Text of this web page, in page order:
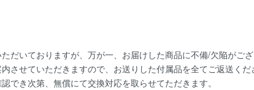
だいておりますが、万が一、お届けした商品に不備/欠陥がござ
させていただきますので、お送りした付属品を全てご返送く
でき次第、無償にて交換対応を取らせてただきます。